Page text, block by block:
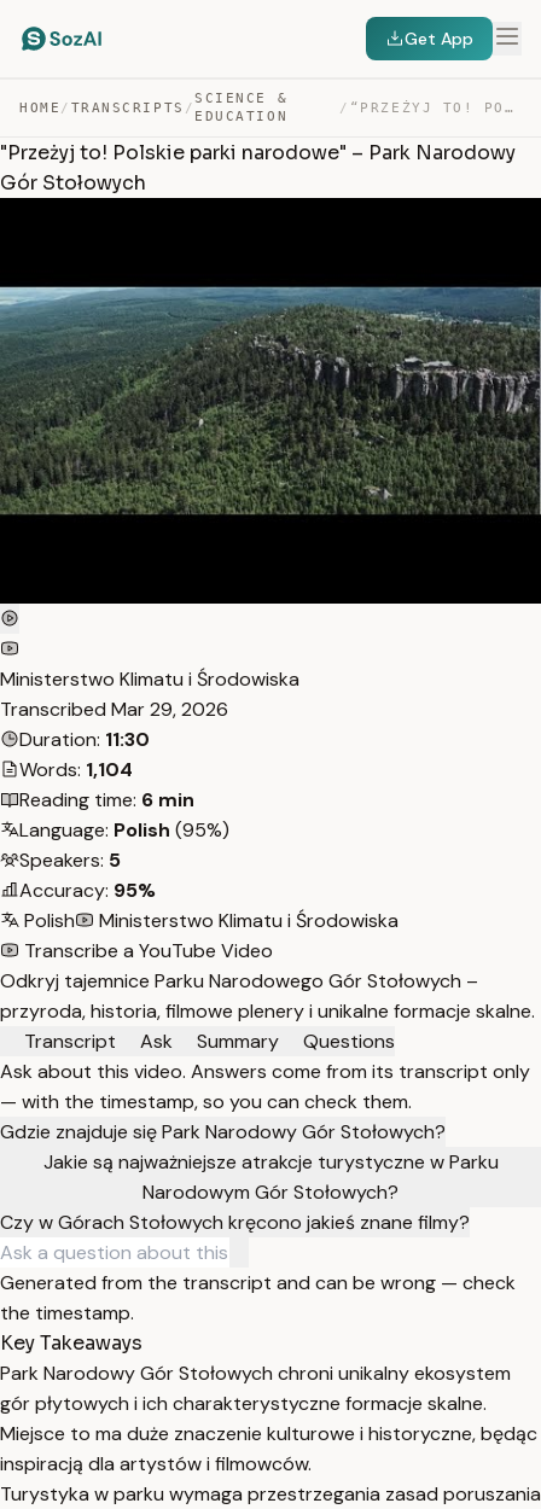
Get App
HOME / TRANSCRIPTS /
SCIENCE &
EDUCATION
/ “PRZEŻYJ TO! POLSKIE PARKI NARODOWE” – PARK NARODOWY GÓ… — TRANSCRIPT
"Przeżyj to! Polskie parki narodowe" – Park Narodowy
Gór Stołowych
Ministerstwo Klimatu i Środowiska
Transcribed Mar 29, 2026
Duration: 11:30
Words: 1,104
Reading time: 6 min
Language: Polish (95%)
Speakers: 5
Accuracy: 95%
Polish
Ministerstwo Klimatu i Środowiska
Transcribe a YouTube Video
Odkryj tajemnice Parku Narodowego Gór Stołowych –
przyroda, historia, filmowe plenery i unikalne formacje skalne.
Transcript
Ask Summary
Questions
Ask about this video. Answers come from its transcript only
— with the timestamp, so you can check them.
Gdzie znajduje się Park Narodowy Gór Stołowych?
Jakie są najważniejsze atrakcje turystyczne w Parku
Narodowym Gór Stołowych?
Czy w Górach Stołowych kręcono jakieś znane filmy?
Generated from the transcript and can be wrong — check
the timestamp.
Key Takeaways
Park Narodowy Gór Stołowych chroni unikalny ekosystem
gór płytowych i ich charakterystyczne formacje skalne.
Miejsce to ma duże znaczenie kulturowe i historyczne, będąc
inspiracją dla artystów i filmowców.
Turystyka w parku wymaga przestrzegania zasad poruszania